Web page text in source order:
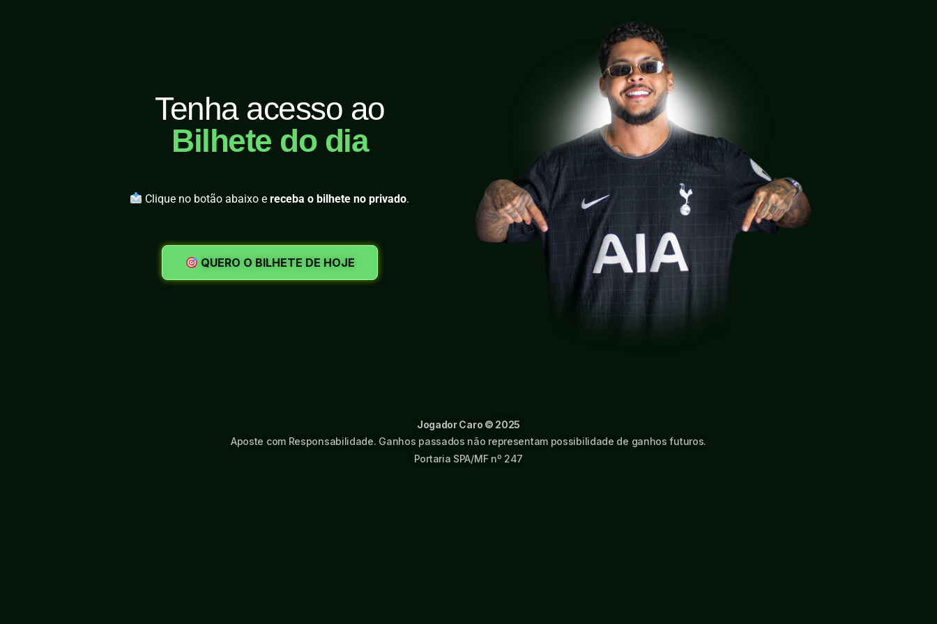
Tenha acesso ao
Bilhete do dia
Clique no botão abaixo ereceba o bilhete no privado.
QUERO O BILHETE DE HOJE
Jogador Caro © 2025
Aposte com Responsabilidade. Ganhos passados não representam possibilidade de ganhos futuros.
Portaria SPA/MF nº 247